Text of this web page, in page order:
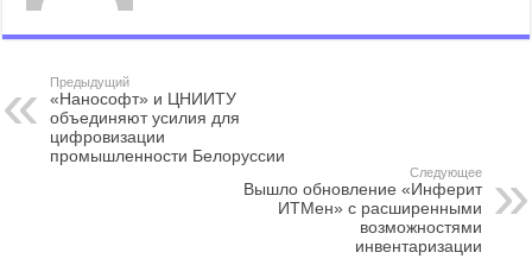
Предыдущий
«Нанософт» и ЦНИИТУ
объединяют усилия для
цифровизации
промышленности Белоруссии
Следующее
Вышло обновление «Инферит
ИТМен» с расширенными
возможностями
инвентаризации